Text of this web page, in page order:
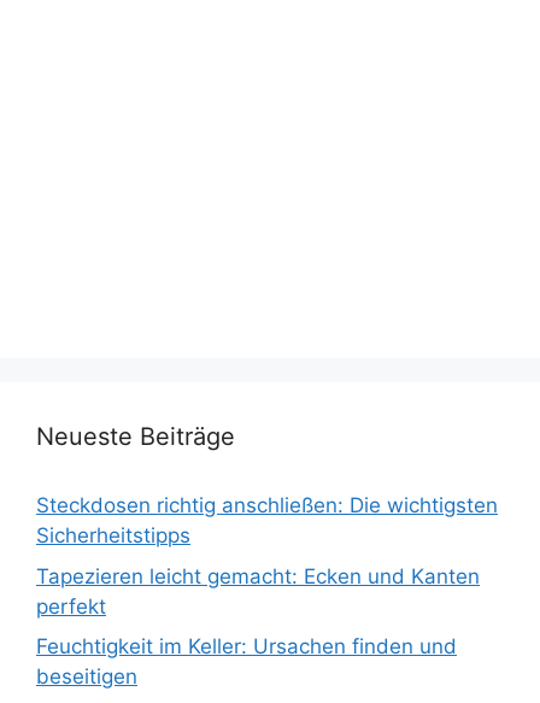
Neueste Beiträge
Steckdosen richtig anschließen: Die wichtigsten
Sicherheitstipps
Tapezieren leicht gemacht: Ecken und Kanten
perfekt
Feuchtigkeit im Keller: Ursachen finden und
beseitigen